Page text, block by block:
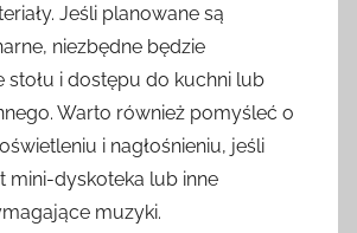
Jeśli planowane są
niezbędne będzie
stołu i dostępu do kuchni lub
Warto również pomyśleć o
i nagłośnieniu, jeśli
mini-dyskoteka lub inne
muzyki.